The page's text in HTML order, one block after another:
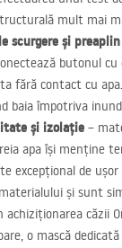
mult mai
scurgere și preaplin
butonul
fără contact cu
baia împotriva
și izolație –
apa își menține
excepțional de
și sunt
achiziționarea căzii
o mască